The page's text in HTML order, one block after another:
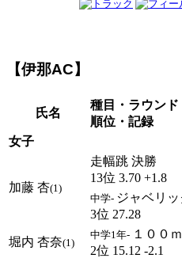
【伊那AC】
氏名
種目・ラウンド
順位・記録
女子
加藤 杏(1)
走幅跳 決勝
13位 3.70 +1.8
中学- ジャベリ
3位 27.28
堀内 杏奈(1)
中学1年- １００
2位 15.12 -2.1